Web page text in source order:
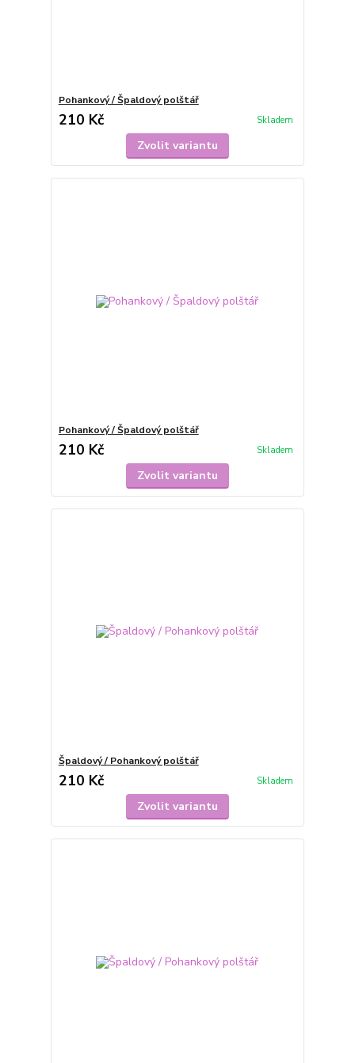
Pohankový / Špaldový polštář
210 Kč Skladem
Zvolit variantu
Pohankový / Špaldový polštář
210 Kč Skladem
Zvolit variantu
Špaldový / Pohankový polštář
210 Kč Skladem
Zvolit variantu